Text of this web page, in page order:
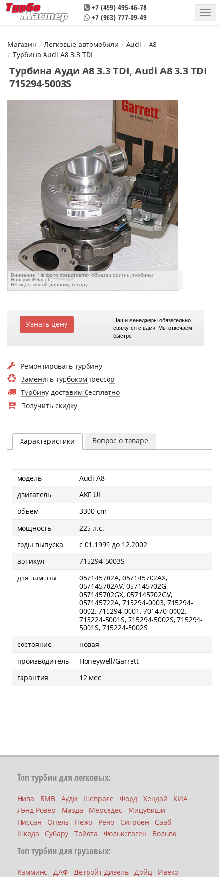
+7 (499) 495-46-78
+7 (963) 777-09-49
Магазин Легковые автомобили Audi
A8
Турбина Audi A8 3.3 TDI
Турбина Ауди А8 3.3 TDI, Audi A8 3.3 TDI
715294-5003S
Внимание! На фото представлен образец оригин. турбины
Honeywell/Garrett,
НЕ идентичный данному товару
Узнать цену
Наши менеджеры обязательно
свяжутся с вами. Мы отвечаем
быстро!
Ремонтировать турбину
Заменить турбокомпрессор
Турбину доставим бесплатно
Получить скидку
Характеристики Вопрос о товаре
модель
Audi A8
двигатель
AKF UI
объём
3300 cm3
мощность
225 л.с.
годы выпуска
с 01.1999 до 12.2002
артикул
715294-5003S
для замены
057145702A, 057145702AX,
057145702AV, 057145702G,
057145702GX, 057145702GV,
057145722A, 715294-0003, 715294-
0002, 715294-0001, 701470-0002,
715224-5001S, 715294-5002S, 715294-
5001S, 715224-5002S
состояние
новая
производитель
Honeywell/Garrett
гарантия
12 мес
Топ турбин для легковых:
Нива БМВ Ауди Шевроле Форд Хендай
КИА
Лэнд Ровер
Мазда Мерседес
Мицубиши
Ниссан
Опель Пежо Рено Ситроен
Сааб
Шкода
Субару Тойота Фольксваген Вольво
Топ турбин для грузовых:
Камминс ДАФ Детройт Дизель Дойц Ивеко